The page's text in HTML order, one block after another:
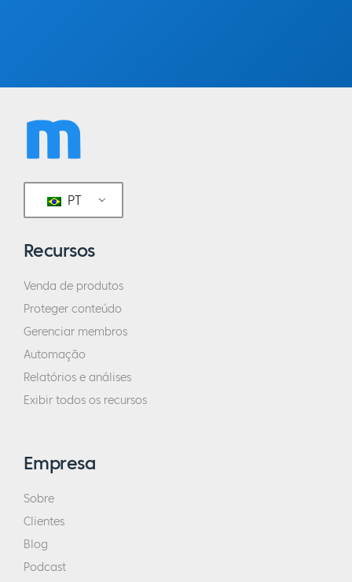
PT
Recursos
Venda de produtos
Proteger conteúdo
Gerenciar membros
Automação
Relatórios e análises
Exibir todos os recursos
Empresa
Sobre
Clientes
Blog
Podcast